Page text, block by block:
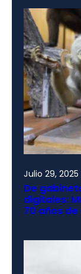
Julio 29, 2025
De
digitales:
70 años